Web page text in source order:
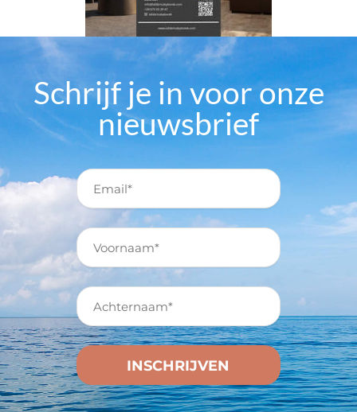
Schrijf je in voor onze
nieuwsbrief